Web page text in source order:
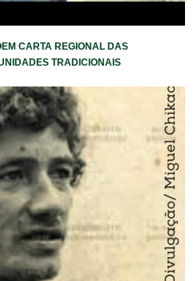
CARTA REGIONAL DAS
TRADICIONAIS